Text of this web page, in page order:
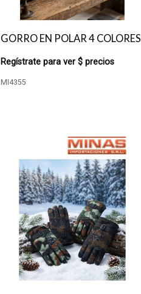
GORRO EN POLAR 4 COLORES
Regístrate para ver $ precios
MI4355